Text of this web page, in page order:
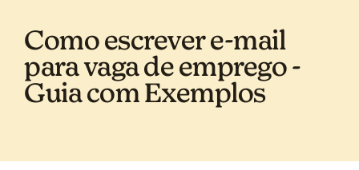
Como escrever e‑mail
para vaga de emprego ‑
Guia com Exemplos